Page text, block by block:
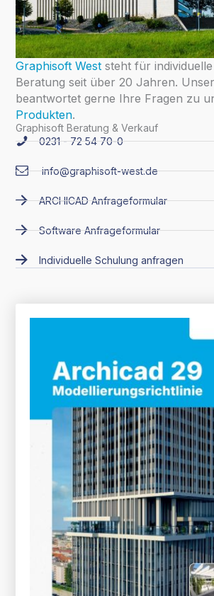
Graphisoft Weststeht für
Beratung seit über 20 Jahren.
beantwortet gerne Ihre Fragen zu
Produkten.
Graphisoft Beratung & Verkauf
0231 - 72 54 70-0
info@graphisoft-west.de
ARCHICAD Anfrageformular
Software Anfrageformular
Individuelle Schulung anfragen